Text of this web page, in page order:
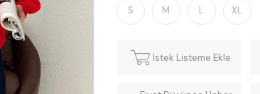
S M L XL
İstek Listeme Ekle